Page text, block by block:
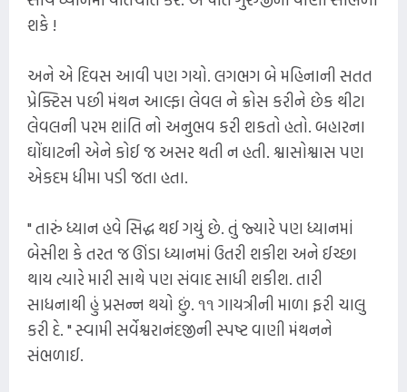
શકે !
અને એ દિવસ આવી પણ ગયો. લગભગ બે મહિનાની સતત
પ્રેક્ટિસ પછી મંથન આલ્ફા લેવલ ને ક્રોસ કરીને છેક થીટા
લેવલની પરમ શાંતિ નો અનુભવ કરી શકતો હતો. બહારના
ઘોંઘાટની એને કોઈ જ અસર થતી ન હતી. શ્વાસોશ્વાસ પણ
એકદમ ધીમા પડી જતા હતા.
" તારું ધ્યાન હવે સિદ્ધ થઈ ગયું છે. તું જ્યારે પણ ધ્યાનમાં
બેસીશ કે તરત જ ઊંડા ધ્યાનમાં ઉતરી શકીશ અને ઈચ્છા
થાય ત્યારે મારી સાથે પણ સંવાદ સાધી શકીશ. તારી
સાધનાથી હું પ્રસન્ન થયો છું. ૧૧ ગાયત્રીની માળા ફરી ચાલુ
કરી દે. " સ્વામી સર્વેશ્વરાનંદજીની સ્પષ્ટ વાણી મંથનને
સંભળાઈ.